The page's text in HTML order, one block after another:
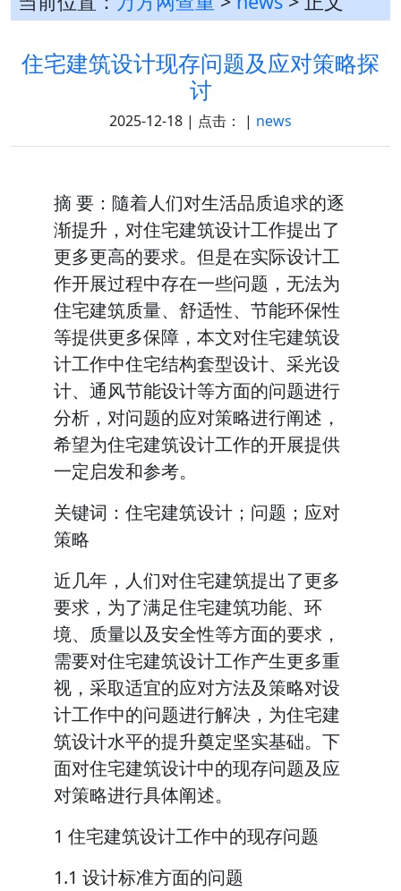
住宅建筑设计现存问题及应对策略探
讨
2025-12-18 | 点击： | news
摘 要：隨着人们对生活品质追求的逐
渐提升，对住宅建筑设计工作提出了
更多更高的要求。但是在实际设计工
作开展过程中存在一些问题，无法为
住宅建筑质量、舒适性、节能环保性
等提供更多保障，本文对住宅建筑设
计工作中住宅结构套型设计、采光设
计、通风节能设计等方面的问题进行
分析，对问题的应对策略进行阐述，
希望为住宅建筑设计工作的开展提供
一定启发和参考。
关键词：住宅建筑设计；问题；应对
策略
近几年，人们对住宅建筑提出了更多
要求，为了满足住宅建筑功能、环
境、质量以及安全性等方面的要求，
需要对住宅建筑设计工作产生更多重
视，采取适宜的应对方法及策略对设
计工作中的问题进行解决，为住宅建
筑设计水平的提升奠定坚实基础。下
面对住宅建筑设计中的现存问题及应
对策略进行具体阐述。
1 住宅建筑设计工作中的现存问题
1.1 设计标准方面的问题